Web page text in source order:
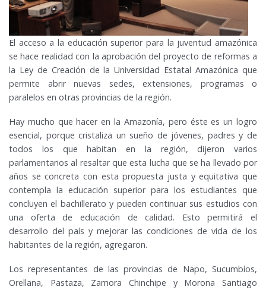
El acceso a la educación superior para la juventud amazónica
se hace realidad con la aprobación del proyecto de reformas a
la Ley de Creación de la Universidad Estatal Amazónica que
permite abrir nuevas sedes, extensiones, programas o
paralelos en otras provincias de la región.
Hay mucho que hacer en la Amazonía, pero éste es un logro
esencial, porque cristaliza un sueño de jóvenes, padres y de
todos los que habitan en la región, dijeron varios
parlamentarios al resaltar que esta lucha que se ha llevado por
años se concreta con esta propuesta justa y equitativa que
contempla la educación superior para los estudiantes que
concluyen el bachillerato y pueden continuar sus estudios con
una oferta de educación de calidad. Esto permitirá el
desarrollo del país y mejorar las condiciones de vida de los
habitantes de la región, agregaron.
Los representantes de las provincias de Napo, Sucumbíos,
Orellana, Pastaza, Zamora Chinchipe y Morona Santiago